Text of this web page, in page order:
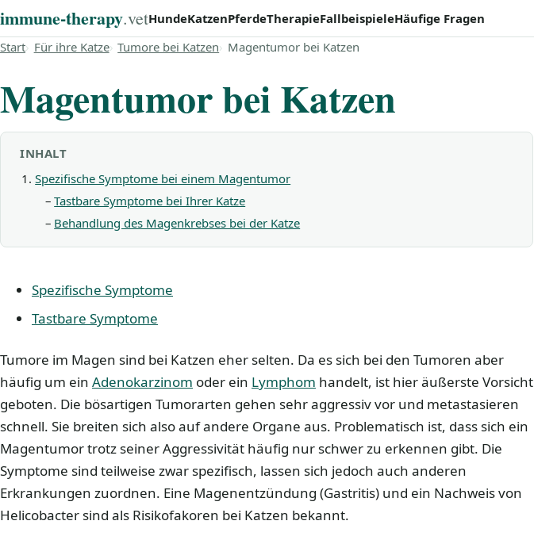
immune‑therapy.vetHundeKatzenPferdeTherapieFallbeispieleHäufige Fragen
Start Für ihre Katze Tumore bei Katzen Magentumor bei Katzen
Magentumor bei Katzen
INHALT
Spezifische Symptome bei einem Magentumor
Tastbare Symptome bei Ihrer Katze
Behandlung des Magenkrebses bei der Katze
Spezifische Symptome
Tastbare Symptome
Tumore im Magen sind bei Katzen eher selten. Da es sich bei den Tumoren aber
häufig um ein Adenokarzinom oder ein Lymphom handelt, ist hier äußerste Vorsicht
geboten. Die bösartigen Tumorarten gehen sehr aggressiv vor und metastasieren
schnell. Sie breiten sich also auf andere Organe aus. Problematisch ist, dass sich ein
Magentumor trotz seiner Aggressivität häufig nur schwer zu erkennen gibt. Die
Symptome sind teilweise zwar spezifisch, lassen sich jedoch auch anderen
Erkrankungen zuordnen. Eine Magenentzündung (Gastritis) und ein Nachweis von
Helicobacter sind als Risikofakoren bei Katzen bekannt.